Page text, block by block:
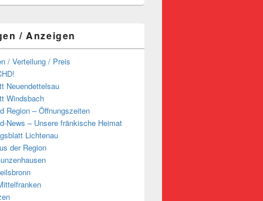
/ Anzeigen
/ Verteilung / Preis
Neuendettelsau
Windsbach
Region – Öffnungszeiten
News – Unsere fränkische Heimat
Lichtenau
der Region